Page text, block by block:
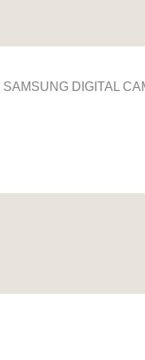
SAMSUNG DIGITAL